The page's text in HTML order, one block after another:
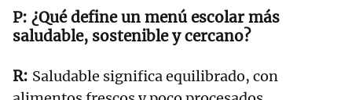
¿Qué define un menú escolar más
saludable, sostenible y cercano?
Saludable significa equilibrado, con